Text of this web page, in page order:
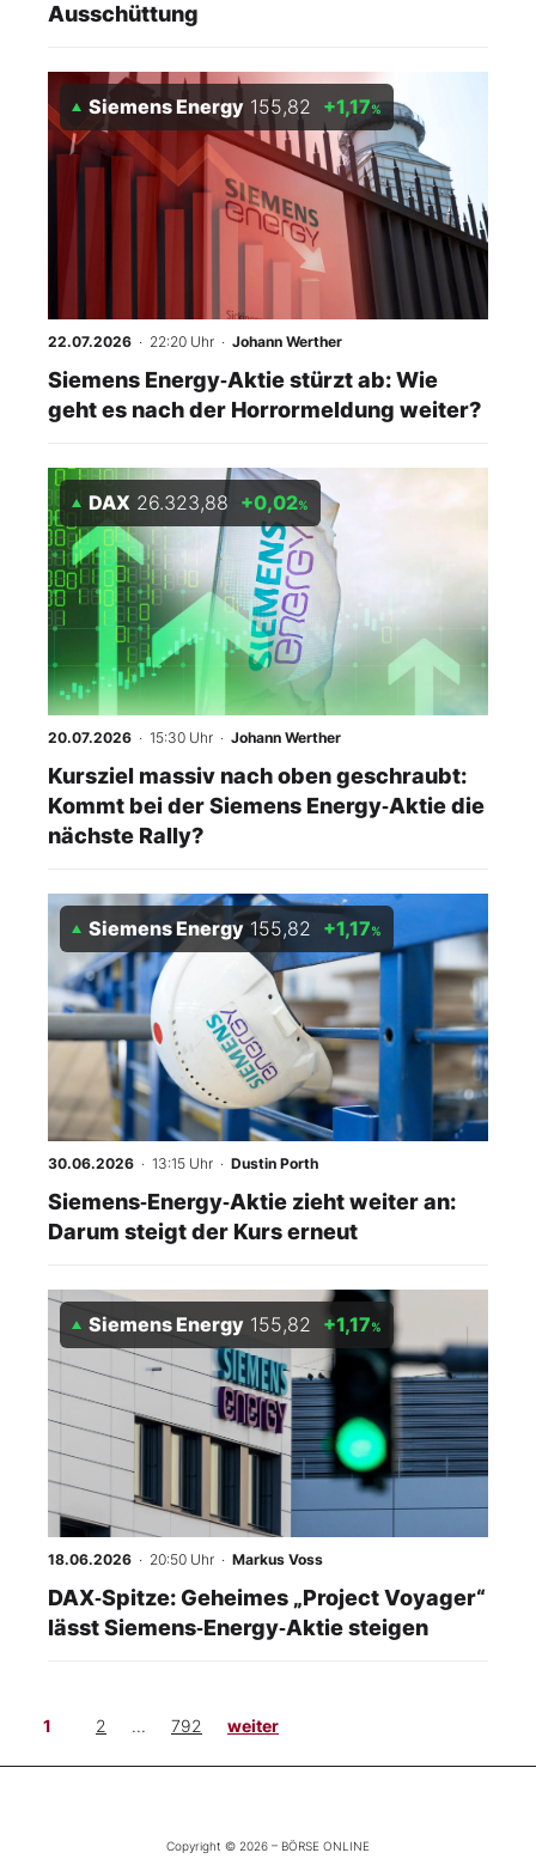
Ausschüttung
Siemens Energy 155,82 +1,17%
22.07.2026 · 22:20 Uhr · Johann Werther
Siemens Energy‑Aktie stürzt ab: Wie
geht es nach der Horrormeldung weiter?
DAX 26.323,88 +0,02%
20.07.2026 · 15:30 Uhr · Johann Werther
Kursziel massiv nach oben geschraubt:
Kommt bei der Siemens Energy‑Aktie die
nächste Rally?
Siemens Energy 155,82 +1,17%
30.06.2026 · 13:15 Uhr · Dustin Porth
Siemens‑Energy‑Aktie zieht weiter an:
Darum steigt der Kurs erneut
Siemens Energy 155,82 +1,17%
18.06.2026 · 20:50 Uhr · Markus Voss
DAX‑Spitze: Geheimes „Project Voyager“
lässt Siemens‑Energy‑Aktie steigen
1 2 ... 792 weiter
Copyright © 2026 – BÖRSE ONLINE